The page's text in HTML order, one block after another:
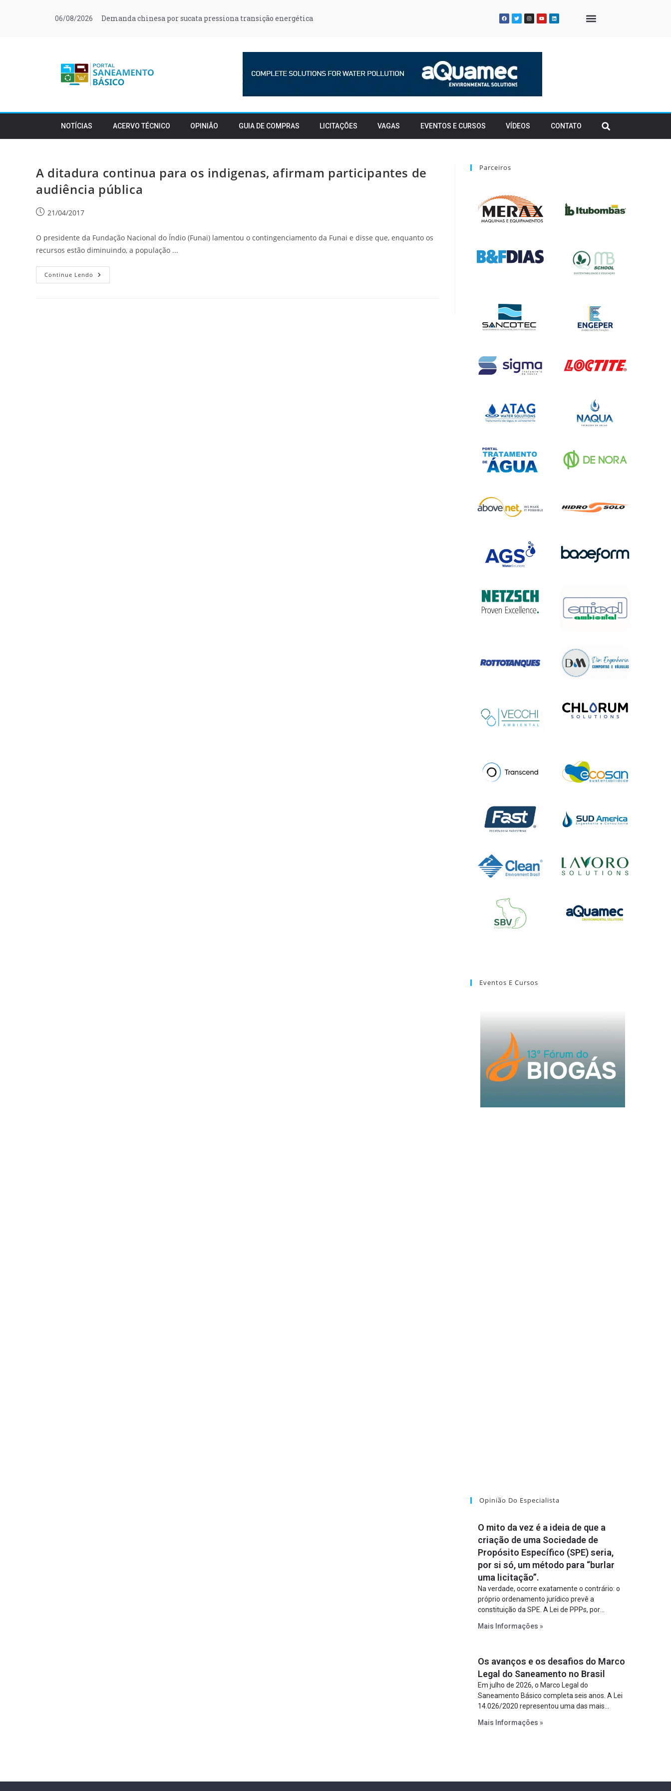
06/08/2026 Demanda chinesa por sucata pressiona transição energética
NOTÍCIAS ACERVO TÉCNICO OPINIÃO GUIA DE COMPRAS LICITAÇÕES VAGAS EVENTOS E CURSOS VÍDEOS CONTATO
A ditadura continua para os indigenas, afirmam participantes de
audiência pública
21/04/2017
O presidente da Fundação Nacional do Índio (Funai) lamentou o contingenciamento da Funai e disse que, enquanto os
recursos estão diminuindo, a população ...
Continue Lendo
Parceiros
Eventos E Cursos
Opinião Do Especialista
O mito da vez é a ideia de que a
criação de uma Sociedade de
Propósito Específico (SPE) seria,
por si só, um método para “burlar
uma licitação”.
Na verdade, ocorre exatamente o contrário: o
próprio ordenamento jurídico prevê a
constituição da SPE. A Lei de PPPs, por
constitua uma SPE para implantar e gerir o
Lei de Concessões, a figura é facultativa e
sujeita a uma escolha racional de projeto a
projeto.
Mais Informações »
Os avanços e os desafios do Marco
Legal do Saneamento no Brasil
Em julho de 2026, o Marco Legal do
Saneamento Básico completa seis anos. A Lei
14.026/2020 representou uma das mais
estabelecer metas claras para a
Mais Informações »